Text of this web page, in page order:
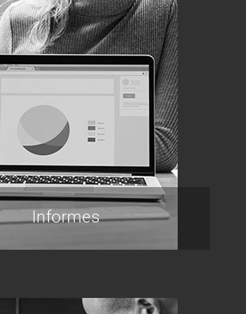
Informes